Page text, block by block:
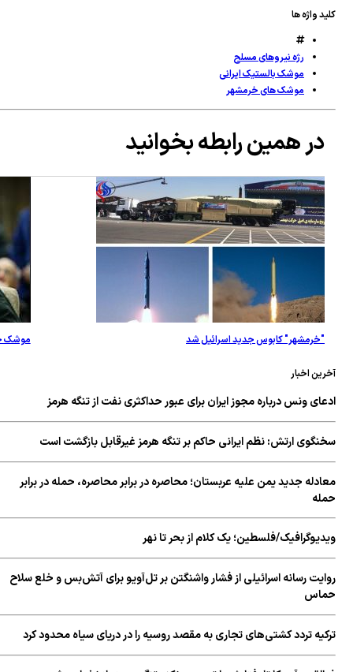
واژه ها
رژه نیروهای مسلح
موشک بالستیک ایرانی
موشک های خرمشهر
در همین رابطه بخوانید
"خرمشهر" کابوس جدید اسرائیل شد موشک خرمشهر با برد 2 هزار کیلومتر قابلیت
اخبار
ونس درباره مجوز ایران برای عبور حداکثری نفت از تنگه هرمز
ارتش: نظم ایرانی حاکم بر تنگه هرمز غیرقابل بازگشت است
جدید یمن علیه عربستان؛ محاصره در برابر محاصره، حمله در برابر
فلسطین؛ یک کلام از بحر تا نهر
رسانه اسرائیلی از فشار واشنگتن بر تل‌آویو برای آتش‌بس و خلع سلاح
تردد کشتی‌های تجاری به مقصد روسیه را در دریای سیاه محدود کرد